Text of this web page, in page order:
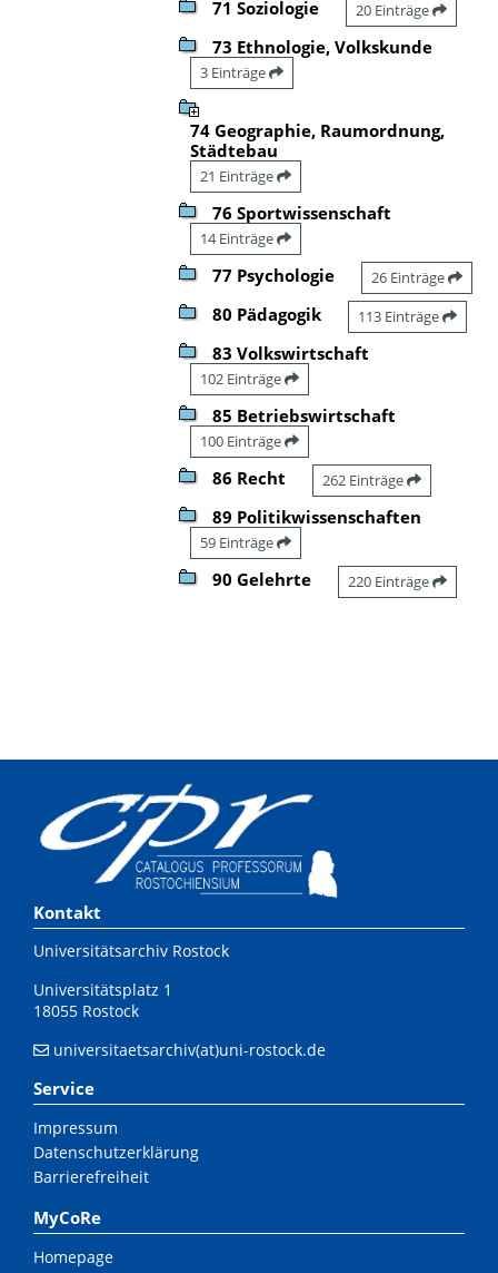
71 Soziologie 20 Einträge
73 Ethnologie, Volkskunde
3 Einträge
74 Geographie, Raumordnung,
Städtebau
21 Einträge
76 Sportwissenschaft
14 Einträge
77 Psychologie 26 Einträge
80 Pädagogik 113 Einträge
83 Volkswirtschaft
102 Einträge
85 Betriebswirtschaft
100 Einträge
86 Recht 262 Einträge
89 Politikwissenschaften
59 Einträge
90 Gelehrte 220 Einträge
Kontakt
Universitätsarchiv Rostock
Universitätsplatz 1
18055 Rostock
universitaetsarchiv(at)uni-rostock.de
Service
Impressum
Datenschutzerklärung
Barrierefreiheit
MyCoRe
Homepage